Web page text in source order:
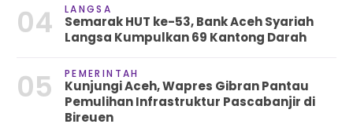
04 LANGSA
Semarak HUT ke-53, Bank Aceh Syariah
Langsa Kumpulkan 69 Kantong Darah
05 PEMERINTAH
Kunjungi Aceh, Wapres Gibran Pantau
Pemulihan Infrastruktur Pascabanjir di
Bireuen